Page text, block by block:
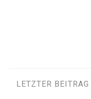
LETZTER BEITRAG